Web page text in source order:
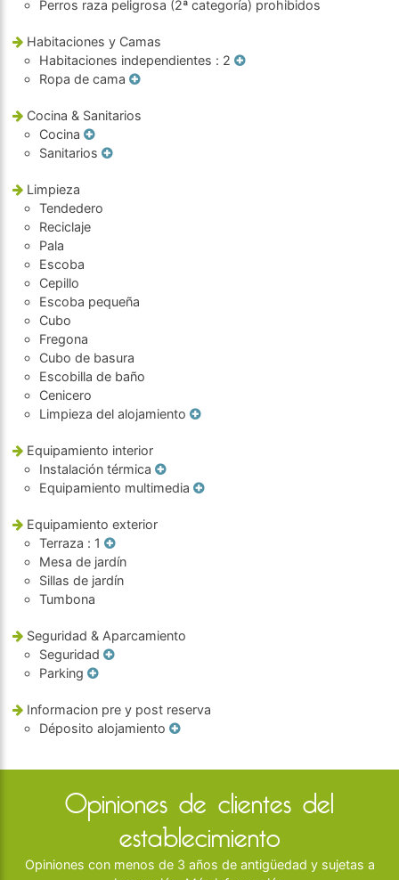
Perros raza peligrosa (2ª categoría) prohibidos
Habitaciones y Camas
Habitaciones independientes : 2
Ropa de cama
Cocina & Sanitarios
Cocina
Sanitarios
Limpieza
Tendedero
Reciclaje
Pala
Escoba
Cepillo
Escoba pequeña
Cubo
Fregona
Cubo de basura
Escobilla de baño
Cenicero
Limpieza del alojamiento
Equipamiento interior
Instalación térmica
Equipamiento multimedia
Equipamiento exterior
Terraza : 1
Mesa de jardín
Sillas de jardín
Tumbona
Seguridad & Aparcamiento
Seguridad
Parking
Informacion pre y post reserva
Déposito alojamiento
Opiniones de clientes del
establecimiento
Opiniones con menos de 3 años de antigüedad y sujetas a